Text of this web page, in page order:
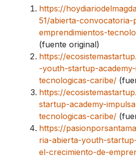
https://
51/abierta-
emprendimientos-
(fuente original)
https://
-youth-startup-
tecnologicas-caribe/
https://
startup-academy-
tecnologicas-caribe/
https://
ria-abierta-youth-
el-crecimiento-de-